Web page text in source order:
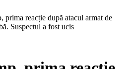
prima reacție după atacul armat de
Suspectul a fost ucis